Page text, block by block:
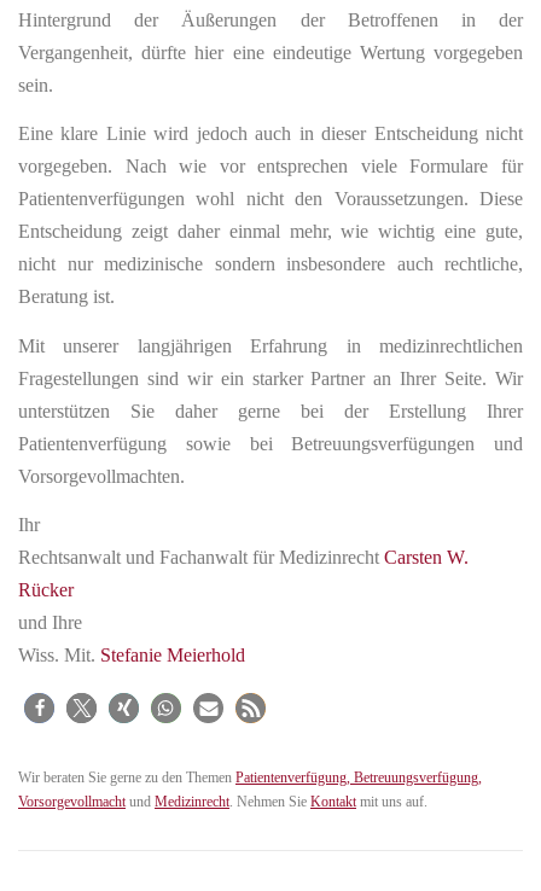
Hintergrund der Äußerungen der Betroffenen in der
Vergangenheit, dürfte hier eine eindeutige Wertung vorgegeben
sein.
Eine klare Linie wird jedoch auch in dieser Entscheidung nicht
vorgegeben. Nach wie vor entsprechen viele Formulare für
Patientenverfügungen wohl nicht den Voraussetzungen. Diese
Entscheidung zeigt daher einmal mehr, wie wichtig eine gute,
nicht nur medizinische sondern insbesondere auch rechtliche,
Beratung ist.
Mit unserer langjährigen Erfahrung in medizinrechtlichen
Fragestellungen sind wir ein starker Partner an Ihrer Seite. Wir
unterstützen Sie daher gerne bei der Erstellung Ihrer
Patientenverfügung sowie bei Betreuungsverfügungen und
Vorsorgevollmachten.
Ihr
Rechtsanwalt und Fachanwalt für Medizinrecht Carsten W.
Rücker
und Ihre
Wiss. Mit. Stefanie Meierhold
Wir beraten Sie gerne zu den Themen Patientenverfügung, Betreuungsverfügung,
Vorsorgevollmachtund Medizinrecht. Nehmen Sie Kontaktmit uns auf.